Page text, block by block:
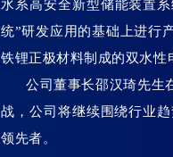
水系高安全新型储能装置
统”研发应用的基础上进行
铁锂正极材料制成的双水性
公司董事长邵汉琦先生
战，公司将继续围绕行业
领先者。